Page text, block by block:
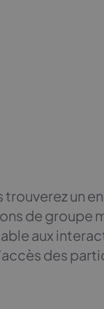
trouverez un
de groupe
aux
des